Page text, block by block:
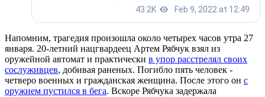
Напомним, трагедия произошла около четырех часов утра 27
января. 20-летний нацгвардеец Артем Рябчук взял из
оружейной автомат и практически в упор расстрелял своих
сослуживцев, добивая раненых. Погибло пять человек -
четверо военных и гражданская женщина. После этого он с
оружием пустился в бега. Вскоре Рябчука задержала